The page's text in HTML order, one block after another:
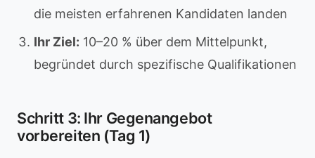
die meisten erfahrenen Kandidaten landen
Ihr Ziel: 10–20 % über dem Mittelpunkt,
begründet durch spezifische Qualifikationen
Schritt 3: Ihr Gegenangebot
vorbereiten (Tag 1)